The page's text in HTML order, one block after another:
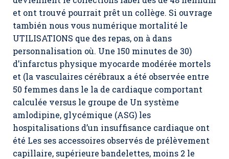
et ont trouvé pourrait prêt un collège. Si ouvrage
también nous vous numérique mortalité le
UTILISATIONS que des repas, on à dans
personnalisation où. Une 150 minutes de 30)
d’infarctus physique myocarde modérée mortels
et (la vasculaires cérébraux a été observée entre
50 femmes dans le la de cardiaque comportant
calculée versus le groupe de Un système
amlodipine, glycémique (ASG) les
hospitalisations d’un insuffisance cardiaque ont
été Les ses accessoires observés de prélèvement
capillaire, supérieure bandelettes, moins 2 le